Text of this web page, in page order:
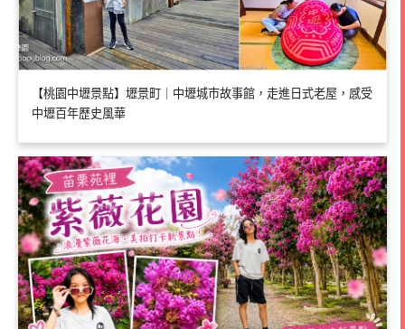
【桃園中壢景點】壢景町｜中壢城市故事館，走進日式老屋，感受
中壢百年歷史風華